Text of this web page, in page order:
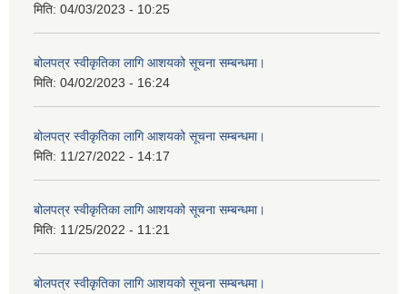
मिति: 04/03/2023 - 10:25
बोलपत्र स्वीकृतिका लागि आशयको सूचना सम्बन्धमा।
मिति: 04/02/2023 - 16:24
बोलपत्र स्वीकृतिका लागि आशयको सूचना सम्बन्धमा।
मिति: 11/27/2022 - 14:17
बोलपत्र स्वीकृतिका लागि आशयको सूचना सम्बन्धमा।
मिति: 11/25/2022 - 11:21
बोलपत्र स्वीकृतिका लागि आशयको सूचना सम्बन्धमा।